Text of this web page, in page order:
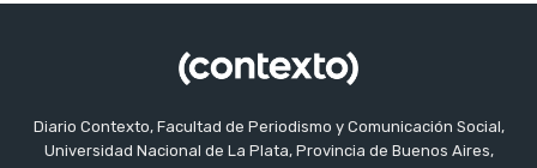
Diario Contexto, Facultad de Periodismo y Comunicación Social,
Universidad Nacional de La Plata, Provincia de Buenos Aires,